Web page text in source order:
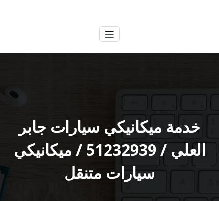
خدمة ميكانيكي سيارات جابر
العلي / 51232939‬ / ميكانيكي
سيارات متنقل